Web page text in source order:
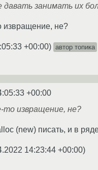
давать занимать их
извращение, не?
+00:00) автор топика
+00:00
то извращение, не?
(new) писать, и в
14:23:44 +00:00)